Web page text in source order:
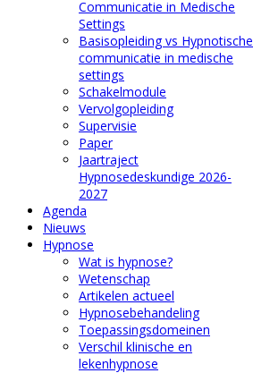
Communicatie in Medische
Settings
Basisopleiding vs Hypnotische
communicatie in medische
settings
Schakelmodule
Vervolgopleiding
Supervisie
Paper
Jaartraject
Hypnosedeskundige 2026-
2027
Agenda
Nieuws
Hypnose
Wat is hypnose?
Wetenschap
Artikelen actueel
Hypnosebehandeling
Toepassingsdomeinen
Verschil klinische en
lekenhypnose